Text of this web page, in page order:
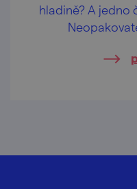
hladině? A jedno
den, tenhle